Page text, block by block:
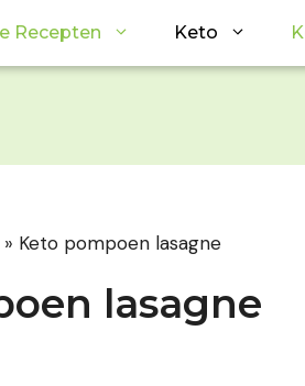
Recepten Keto
» Keto pompoen lasagne
lasagne